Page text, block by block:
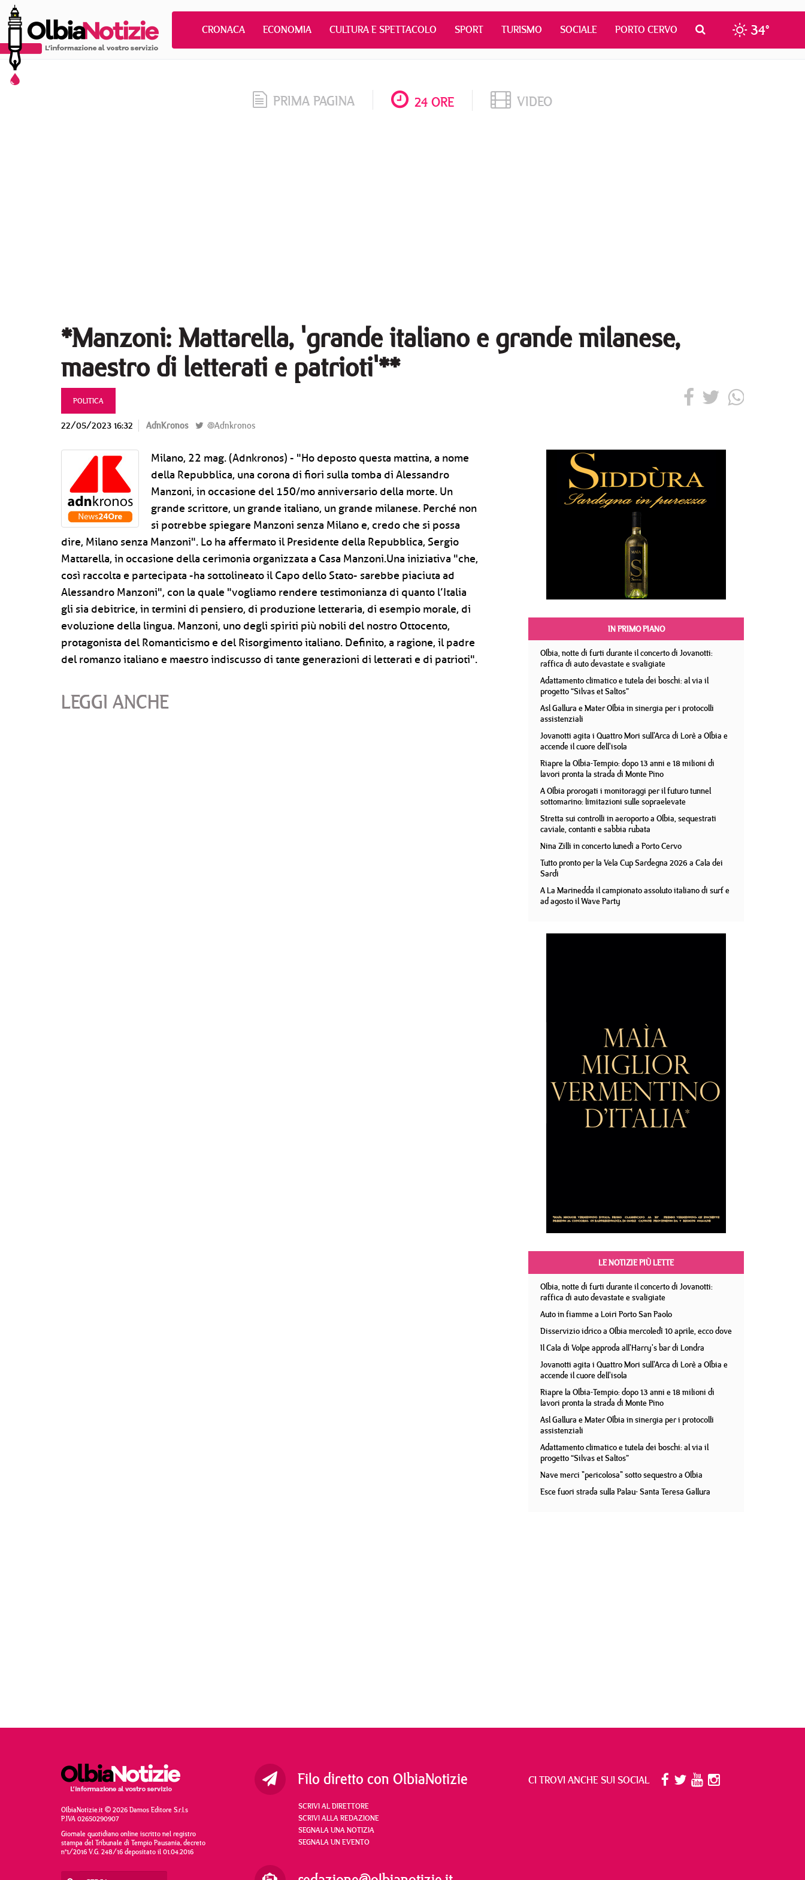
CRONACA ECONOMIA CULTURA E SPETTACOLO SPORT TURISMO SOCIALE PORTO CERVO 34°
PRIMA PAGINA 24 ORE VIDEO
*Manzoni: Mattarella, 'grande italiano e grande milanese,
maestro di letterati e patrioti'**
POLITICA
22/05/2023 16:32 AdnKronos @Adnkronos
Milano, 22 mag. (Adnkronos) - "Ho deposto questa mattina, a nome
della Repubblica, una corona di fiori sulla tomba di Alessandro
Manzoni, in occasione del 150/mo anniversario della morte. Un
grande scrittore, un grande italiano, un grande milanese. Perché non
si potrebbe spiegare Manzoni senza Milano e, credo che si possa
dire, Milano senza Manzoni". Lo ha affermato il Presidente della Repubblica, Sergio
Mattarella, in occasione della cerimonia organizzata a Casa Manzoni.Una iniziativa "che,
così raccolta e partecipata -ha sottolineato il Capo dello Stato- sarebbe piaciuta ad
Alessandro Manzoni", con la quale "vogliamo rendere testimonianza di quanto l’Italia
gli sia debitrice, in termini di pensiero, di produzione letteraria, di esempio morale, di
evoluzione della lingua. Manzoni, uno degli spiriti più nobili del nostro Ottocento,
protagonista del Romanticismo e del Risorgimento italiano. Definito, a ragione, il padre
del romanzo italiano e maestro indiscusso di tante generazioni di letterati e di patrioti".
LEGGI ANCHE
IN PRIMO PIANO
Olbia, notte di furti durante il concerto di Jovanotti:
raffica di auto devastate e svaligiate
Adattamento climatico e tutela dei boschi: al via il
progetto “Silvas et Saltos”
Asl Gallura e Mater Olbia in sinergia per i protocolli
assistenziali
Jovanotti agita i Quattro Mori sull'Arca di Lorè a Olbia e
accende il cuore dell'isola
Riapre la Olbia-Tempio: dopo 13 anni e 18 milioni di
lavori pronta la strada di Monte Pino
A Olbia prorogati i monitoraggi per il futuro tunnel
sottomarino: limitazioni sulle sopraelevate
Stretta sui controlli in aeroporto a Olbia, sequestrati
caviale, contanti e sabbia rubata
Nina Zilli in concerto lunedì a Porto Cervo
Tutto pronto per la Vela Cup Sardegna 2026 a Cala dei
Sardi
A La Marinedda il campionato assoluto italiano di surf e
ad agosto il Wave Party
LE NOTIZIE PIÙ LETTE
Olbia, notte di furti durante il concerto di Jovanotti:
raffica di auto devastate e svaligiate
Auto in fiamme a Loiri Porto San Paolo
Disservizio idrico a Olbia mercoledì 10 aprile, ecco dove
Il Cala di Volpe approda all'Harry's bar di Londra
Jovanotti agita i Quattro Mori sull'Arca di Lorè a Olbia e
accende il cuore dell'isola
Riapre la Olbia-Tempio: dopo 13 anni e 18 milioni di
lavori pronta la strada di Monte Pino
Asl Gallura e Mater Olbia in sinergia per i protocolli
assistenziali
Adattamento climatico e tutela dei boschi: al via il
progetto “Silvas et Saltos”
Nave merci "pericolosa" sotto sequestro a Olbia
Esce fuori strada sulla Palau- Santa Teresa Gallura
OlbiaNotizie.it © 2026 Damos Editore S.r.l.s
P.IVA 02650290907
Giornale quotidiano online iscritto nel registro
stampa del Tribunale di Tempio Pausania, decreto
n°1/2016 V.G. 248/16 depositato il 01.04.2016
Filo diretto con OlbiaNotizie
SCRIVI AL DIRETTORE
SCRIVI ALLA REDAZIONE
SEGNALA UNA NOTIZIA
SEGNALA UN EVENTO
CI TROVI ANCHE SUI SOCIAL